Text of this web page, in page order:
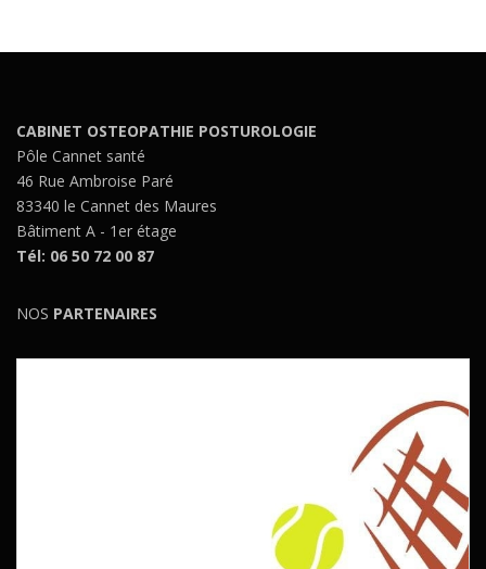
CABINET OSTEOPATHIE POSTUROLOGIE
Pôle Cannet santé
46 Rue Ambroise Paré
83340 le Cannet des Maures
Bâtiment A - 1er étage
Tél: 06 50 72 00 87
NOS PARTENAIRES